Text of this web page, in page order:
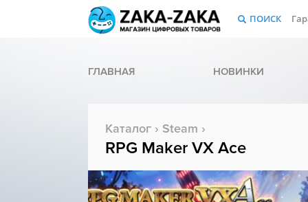
ПОИСК
ГЛАВНАЯ НОВИНКИ
Каталог › Steam ›
RPG Maker VX Ace